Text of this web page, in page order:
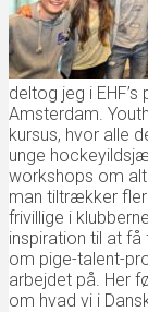
deltog jeg i
Amsterdam.
kursus, hvor alle
unge
workshops om
man tiltrækker
frivillige i
inspiration til at få
om pige-talent-
arbejdet på. Her
om hvad vi i